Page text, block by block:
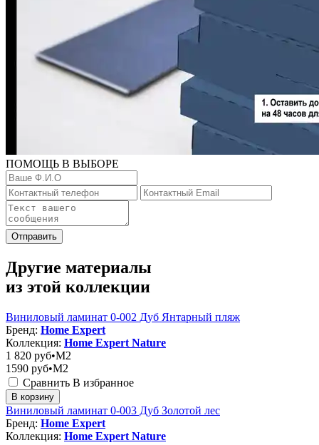
ПОМОЩЬ В ВЫБОРЕ
Отправить
Другие материалы
из этой коллекции
Виниловый ламинат 0-002 Дуб Янтарный пляж
Бренд: Home Expert
Коллекция: Home Expert Nature
1 820 руб•M2
1590 руб•M2
Сравнить В избранное
В корзину
Виниловый ламинат 0-003 Дуб Золотой лес
Бренд: Home Expert
Коллекция: Home Expert Nature